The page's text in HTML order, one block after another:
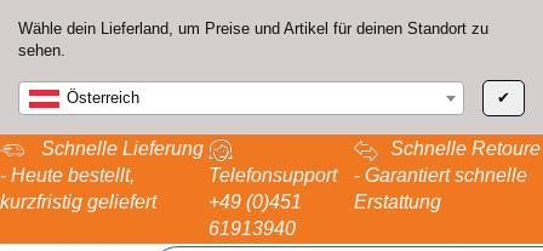
Wähle dein Lieferland, um Preise und Artikel für deinen Standort zu
sehen.
Österreich ✔
Schnelle Lieferung
- Heute bestellt,
kurzfristig geliefert
Telefonsupport
+49 (0)451
61913940
Schnelle Retoure
- Garantiert schnelle
Erstattung